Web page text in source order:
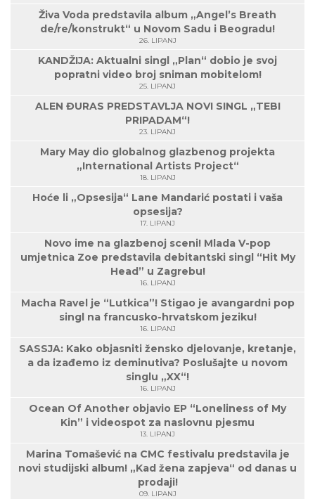
Živa Voda predstavila album „Angel’s Breath
de/re/konstrukt“ u Novom Sadu i Beogradu!
26. LIPANJ
KANDŽIJA: Aktualni singl „Plan“ dobio je svoj
popratni video broj sniman mobitelom!
25. LIPANJ
ALEN ĐURAS PREDSTAVLJA NOVI SINGL „TEBI
PRIPADAM“!
23. LIPANJ
Mary May dio globalnog glazbenog projekta
„International Artists Project“
18. LIPANJ
Hoće li „Opsesija“ Lane Mandarić postati i vaša
opsesija?
17. LIPANJ
Novo ime na glazbenoj sceni! Mlada V-pop
umjetnica Zoe predstavila debitantski singl “Hit My
Head” u Zagrebu!
16. LIPANJ
Macha Ravel je “Lutkica”! Stigao je avangardni pop
singl na francusko-hrvatskom jeziku!
16. LIPANJ
SASSJA: Kako objasniti žensko djelovanje, kretanje,
a da izađemo iz deminutiva? Poslušajte u novom
singlu „XX“!
16. LIPANJ
Ocean Of Another objavio EP “Loneliness of My
Kin” i videospot za naslovnu pjesmu
13. LIPANJ
Marina Tomašević na CMC festivalu predstavila je
novi studijski album! „Kad žena zapjeva“ od danas u
prodaji!
09. LIPANJ